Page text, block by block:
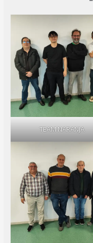
TEAM NARANJA